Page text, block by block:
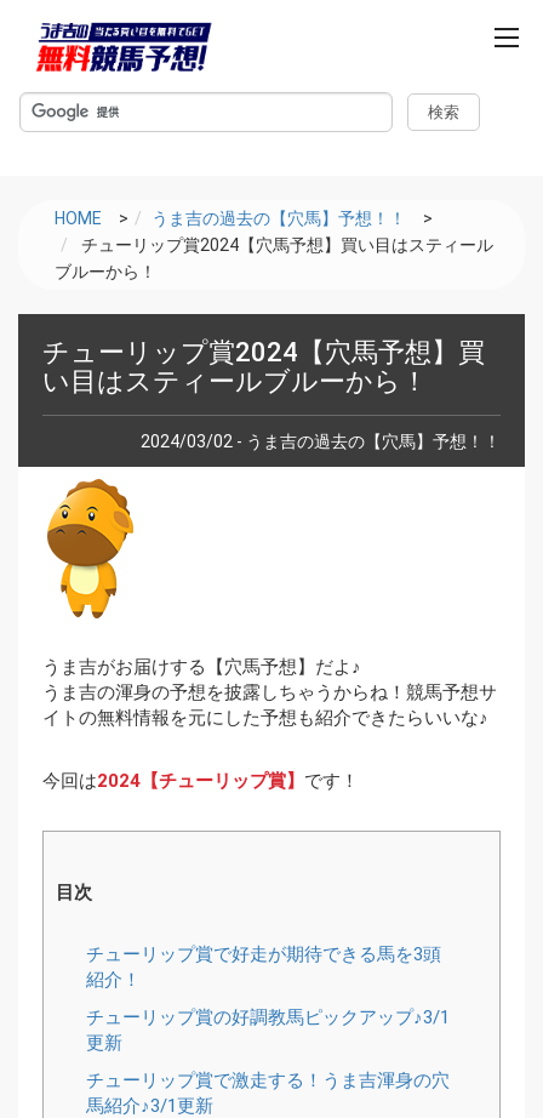
m
e
HOME > うま吉の過去の【穴馬】予想！！
>
チューリップ賞2024【穴馬予想】買い目はスティール
ブルーから！
チューリップ賞2024【穴馬予想】買
い目はスティールブルーから！
2024/03/02 - うま吉の過去の【穴馬】予想！！
うま吉がお届けする【穴馬予想】だよ♪
うま吉の渾身の予想を披露しちゃうからね！競馬予想サ
イトの無料情報を元にした予想も紹介できたらいいな♪
今回は2024【チューリップ賞】 です！
目次
チューリップ賞で好走が期待できる馬を3頭
紹介！
チューリップ賞の好調教馬ピックアップ♪3/1
更新
チューリップ賞で激走する！うま吉渾身の穴
馬紹介♪3/1更新